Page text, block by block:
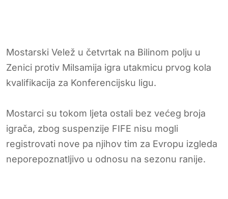
Mostarski Velež u četvrtak na Bilinom polju u
Zenici protiv Milsamija igra utakmicu prvog kola
kvalifikacija za Konferencijsku ligu.
Mostarci su tokom ljeta ostali bez većeg broja
igrača, zbog suspenzije FIFE nisu mogli
registrovati nove pa njihov tim za Evropu izgleda
neporepoznatljivo u odnosu na sezonu ranije.